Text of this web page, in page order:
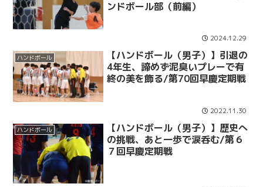
ンドボール部（前編）
2024.12.29
ハンドボール
【ハンドボール（男子）】引退の
4年生、諦めず泥臭いプレーで有
終の美を飾る/第70回早慶定期戦
2022.11.30
ハンドボール
【ハンドボール（男子）】歴史へ
の挑戦、あと一歩で涙呑む/第６
７回早慶定期戦